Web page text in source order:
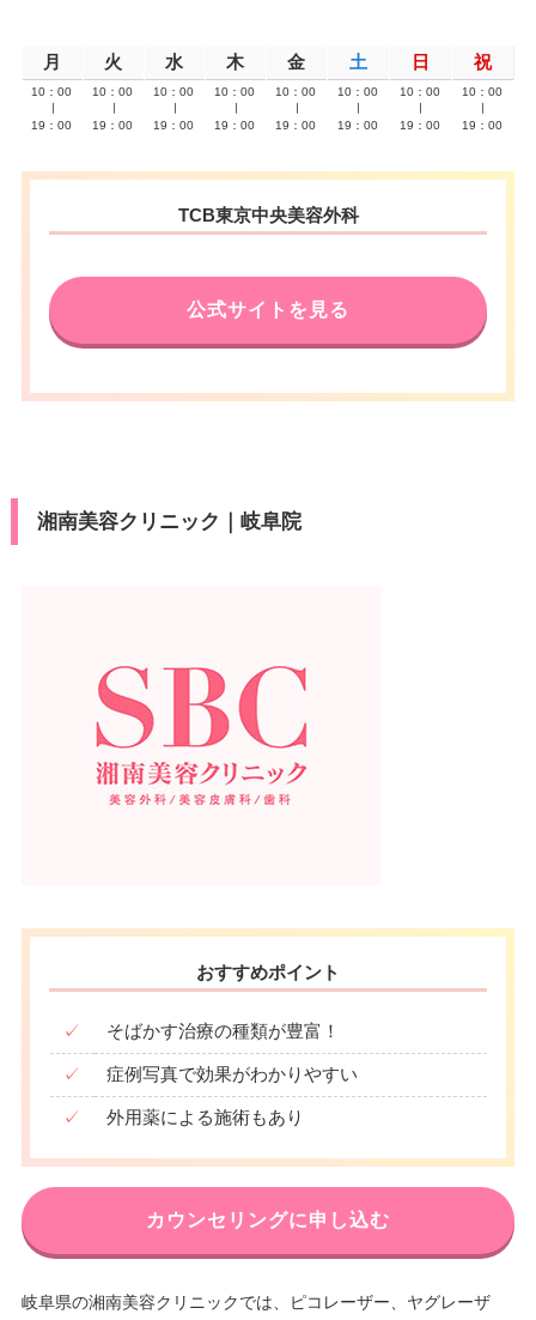
月 火 水 木 金 土 日 祝
10：00
19：00
10：00
19：00
10：00
19：00
10：00
19：00
10：00
19：00
10：00
19：00
10：00
19：00
10：00
19：00
TCB東京中央美容外科
公式サイトを見る
湘南美容クリニック｜岐阜院
おすすめポイント
✓ そばかす治療の種類が豊富！
✓ 症例写真で効果がわかりやすい
✓ 外用薬による施術もあり
カウンセリングに申し込む
岐阜県の湘南美容クリニックでは、ピコレーザー、ヤグレーザ